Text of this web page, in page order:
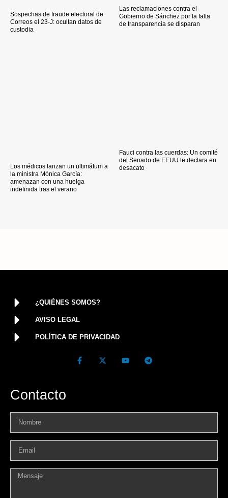
Sospechas de fraude electoral de
Correos el 23-J: ocultan datos de
custodia
Las reclamaciones contra el
Gobierno de Sánchez por la falta
de transparencia se disparan
Los médicos lanzan un ultimátum a
la ministra Mónica García:
amenazan con una huelga
indefinida tras el verano
Fauci contra las cuerdas: Un comité
del Senado de EEUU le declara en
desacato
¿QUIÉNES SOMOS?
AVISO LEGAL
POLÍTICA DE PRIVACIDAD
Contacto